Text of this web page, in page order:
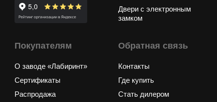
Двери с электронным
замком
Покупателям
О заводе «Лабиринт»
Сертификаты
Распродажа
Обратная связь
Контакты
Где купить
Стать дилером